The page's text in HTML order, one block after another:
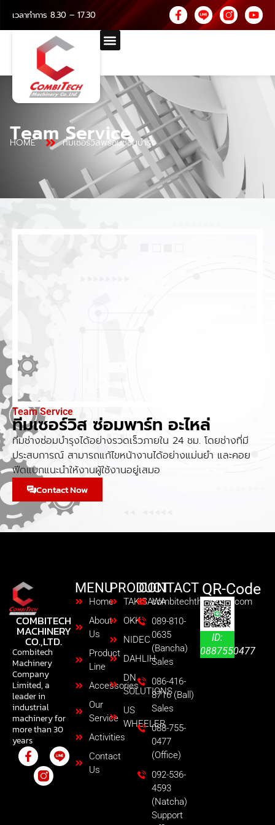
เวลาทำการ 8.30 – 17.30
Team Service
HOME ทีมเซอร์วิสพร้อมซ่อมบำรุง
Team Service
ทีมเซอร์วิส ซ่อมพาร์ท อะไหล่
ทีมช่างซ่อมบำรุงได้อย่างรวดเร็วภายใน 24 ชม. โดยช่างที่มี
ประสบการณ์ สามารถแก้ไขหน้างานได้อย่างแม่นยำ และคอย
ฟีดแบกแนะนำให้งานผู้ใช้งานอยู่เสมอ
Contact Now
COMBITECH
MACHINERY
CO.,LTD.
Combitech
Machinery
Company
Limited, a
leader in
industrial
machinery for
more than 30
years
MENU
Home
About
Us
Product
Line
Accessories
Our
Service
Activities
Contact
Us
PRODUCT
TAKISAWA
OKK
NIDEC
DAHLIH
DN
SOLUTIONS
US
WHEELER
CONTACT
combitechth@gmail.com
089-810-
0635
(Bancha)
Sales
086-416-
8716 (Ball)
Sales
088-755-
0477
(Office)
092-536-
4593
(Natcha)
Support
QR-Code
ID:
0887550477